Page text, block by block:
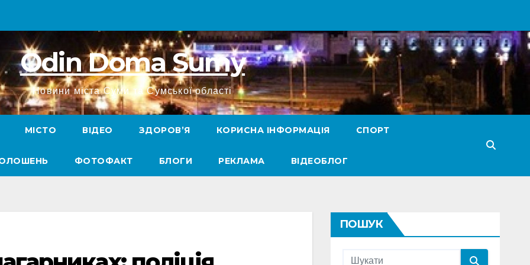
Odin Doma Sumy
Новини міста Суми та Сумської області
МІСТО ВІДЕО ЗДОРОВ’Я КОРИСНА ІНФОРМАЦІЯ СПОРТ
ФОТОФАКТ БЛОГИ РЕКЛАМА ВІДЕОБЛОГ
ПОШУК